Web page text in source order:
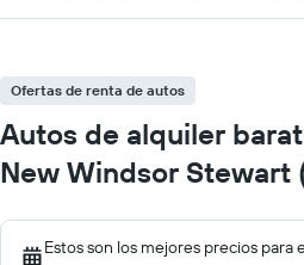
Ofertas de renta de autos
Autos de alquiler
New Windsor Stewart
Estos son los mejores precios para